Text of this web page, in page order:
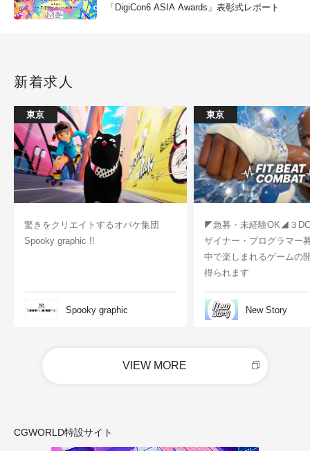
「DigiCon6 ASIA Awards」表彰式レポート
新着求人
東京
驚きをクリエイトするオバケ集団
Spooky graphic !!
Spooky graphic
東京
◤急募・未経験OK◢３
ザイナー・プログラマー
中で楽しまれるゲームの
得られます
New Story
VIEW MORE
CGWORLD特設サイト